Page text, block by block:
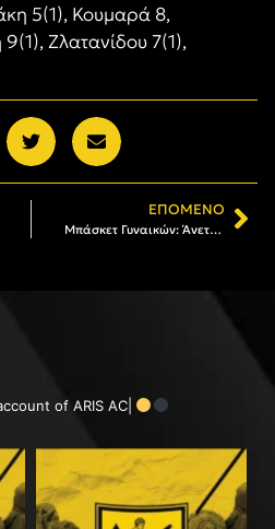
5(1), Κουμαρά 8,
Ζλατανίδου 7(1),
ΕΠΌΜΕΝΟ
Μπάσκετ Γυναικών: Άνετο διπλό στη ΧΑΝΘ και «7 στα 7»
of ARIS AC|